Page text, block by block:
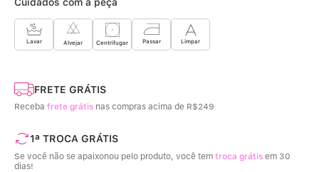
calor do corpo humano e emitem raios infravermelhos longos de volta ao
corpo, estimulando a microcirculação sanguínea.
Fio que veste, cuida e interage com o corpo.
Lavar Alvejar Centrifugar Passar Limpar
FRETE GRÁTIS
Receba frete grátis nas compras acima de R$249
1ª TROCA GRÁTIS
Se você não se apaixonou pelo produto, você tem troca grátis em 30
dias!